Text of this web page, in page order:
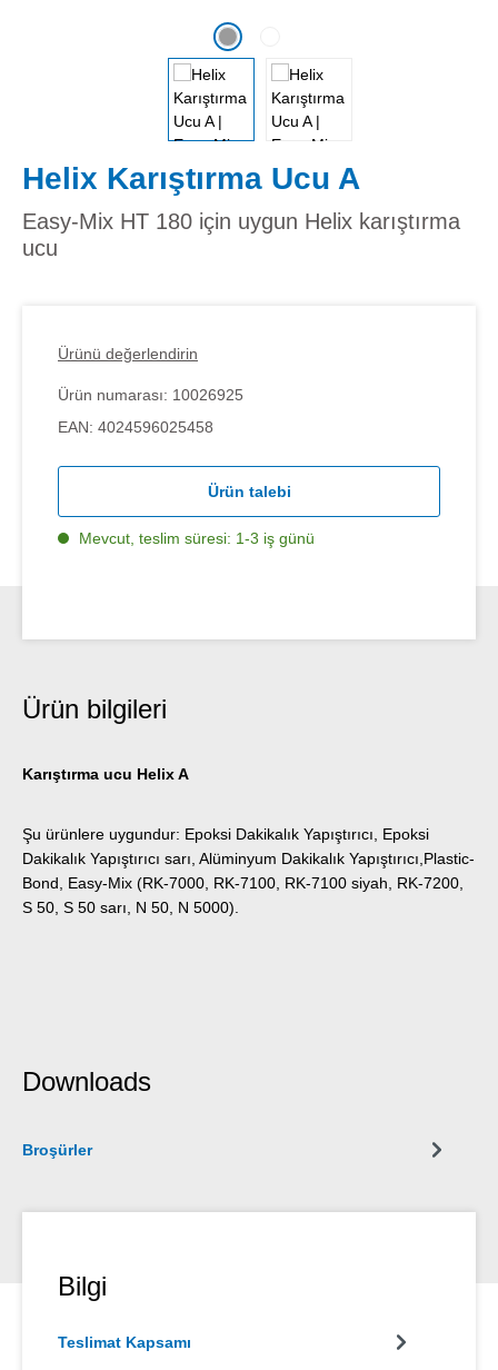
Helix Karıştırma Ucu A
Easy-Mix HT 180 için uygun Helix karıştırma
ucu
Ürünü değerlendirin
Ürün numarası: 10026925
EAN: 4024596025458
Ürün talebi
Mevcut, teslim süresi: 1-3 iş günü
Ürün bilgileri
Karıştırma ucu Helix A
Şu ürünlere uygundur: Epoksi Dakikalık Yapıştırıcı, Epoksi
Dakikalık Yapıştırıcı sarı, Alüminyum Dakikalık Yapıştırıcı,Plastic-
Bond, Easy-Mix (RK-7000, RK-7100, RK-7100 siyah, RK-7200,
S 50, S 50 sarı, N 50, N 5000).
Downloads
Broşürler
Bilgi
Teslimat Kapsamı